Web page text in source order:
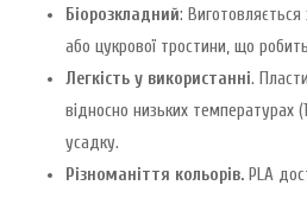
Біорозкладний:
або цукрової тростини, що
Легкість у використанні.
відносно низьких температурах
усадку.
Різноманіття кольорів. PLA